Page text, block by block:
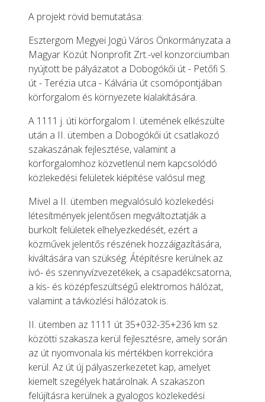
A projekt rövid bemutatása:
Esztergom Megyei Jogú Város Önkormányzata a
Magyar Közút Nonprofit Zrt.-vel konzorciumban
nyújtott be pályázatot a Dobogókői út - Petőfi S.
út - Terézia utca - Kálvária út csomópontjában
körforgalom és környezete kialakítására.
A 1111 j. úti körforgalom I. ütemének elkészülte
után a II. ütemben a Dobogókői út csatlakozó
szakaszának fejlesztése, valamint a
körforgalomhoz közvetlenül nem kapcsolódó
közlekedési felületek kiépítése valósul meg.
Mivel a II. ütemben megvalósuló közlekedési
létesítmények jelentősen megváltoztatják a
burkolt felületek elhelyezkedését, ezért a
közművek jelentős részének hozzáigazítására,
kiváltására van szükség. Átépítésre kerülnek az
ivó- és szennyvízvezetékek, a csapadékcsatorna,
a kis- és középfeszültségű elektromos hálózat,
valamint a távközlési hálózatok is.
II. ütemben az 1111 út 35+032-35+236 km sz.
közötti szakasza kerül fejlesztésre, amely során
az út nyomvonala kis mértékben korrekcióra
kerül. Az út új pályaszerkezetet kap, amelyet
kiemelt szegélyek határolnak. A szakaszon
felújításra kerülnek a gyalogos közlekedési